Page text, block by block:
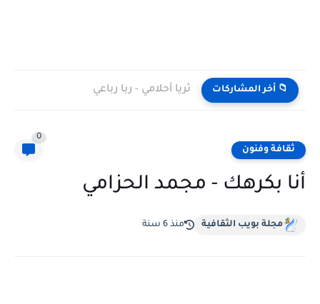
📁 أخر المشاركات ثريا أحلامي - ربا رباعي
ثقافة وفنون
0
أنا بكرهك - مجمد الحزامي
مجلة بويب الثقافية منذ 6 سنة